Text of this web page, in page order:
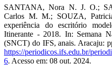
SANTANA, Nora N. J. O.;
Carlos M. M.; SOUZA,
experiência do escritório
Itinerante - 2018. In: Semana
(SNCT) do IFS, anais. Aracaju:
https://periodicos.ifs.edu.br/
6. Acesso em: 08 out. 2024.